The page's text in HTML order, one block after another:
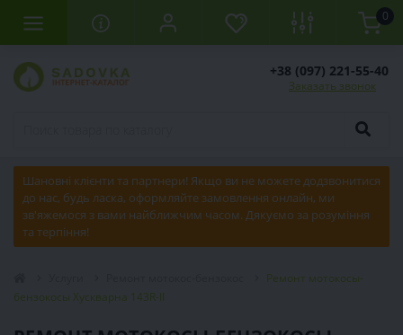
0
+38 (097) 221-55-40
Заказать звонок
Шановні клієнти та партнери! Якщо ви не можете додзвонитися
до нас, будь ласка, оформляйте замовлення онлайн, ми
зв'яжемося з вами найближчим часом. Дякуємо за розуміння
та терпіння!
Ремонт мотокосы-
бензокосы Хускварна 143R-II